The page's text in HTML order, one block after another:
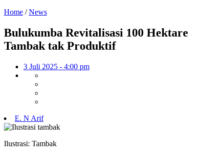
Home /News
Bulukumba Revitalisasi 100 Hektare
Tambak tak Produktif
3 Juli 2025 - 4:00 pm
E. N Arif
Ilustrasi: Tambak